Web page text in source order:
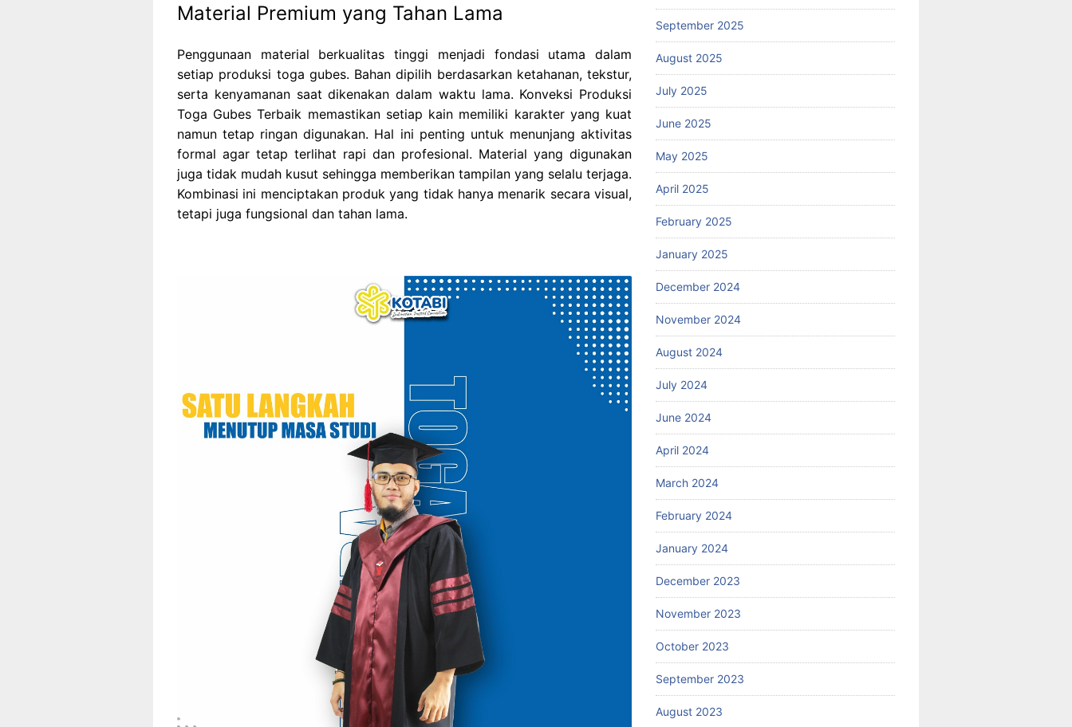
Material Premium yang Tahan Lama
Penggunaan material berkualitas tinggi menjadi fondasi utama dalam
setiap produksi toga gubes. Bahan dipilih berdasarkan ketahanan, tekstur,
serta kenyamanan saat dikenakan dalam waktu lama. Konveksi Produksi
Toga Gubes Terbaik memastikan setiap kain memiliki karakter yang kuat
namun tetap ringan digunakan. Hal ini penting untuk menunjang aktivitas
formal agar tetap terlihat rapi dan profesional. Material yang digunakan
juga tidak mudah kusut sehingga memberikan tampilan yang selalu terjaga.
Kombinasi ini menciptakan produk yang tidak hanya menarik secara visual,
tetapi juga fungsional dan tahan lama.
September 2025
August 2025
July 2025
June 2025
May 2025
April 2025
February 2025
January 2025
December 2024
November 2024
August 2024
July 2024
June 2024
April 2024
March 2024
February 2024
January 2024
December 2023
November 2023
October 2023
September 2023
August 2023